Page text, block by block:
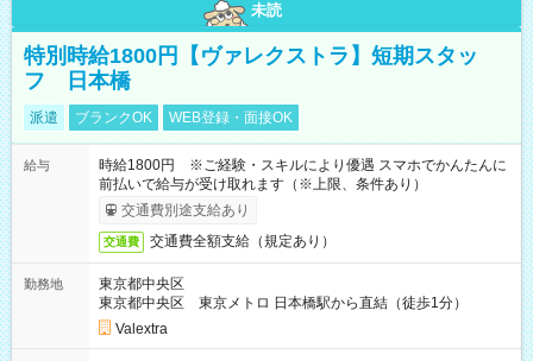
未読
特別時給1800円【ヴァレクストラ】短期スタッ
フ 日本橋
派遣 ブランクOK WEB登録・面接OK
給与
時給1800円 ※ご経験・スキルにより優遇 スマホでかんたんに
前払いで給与が受け取れます（※上限、条件あり）
交通費別途支給あり
交通費 交通費全額支給（規定あり）
勤務地
東京都中央区
東京都中央区 東京メトロ 日本橋駅から直結（徒歩1分）
Valextra